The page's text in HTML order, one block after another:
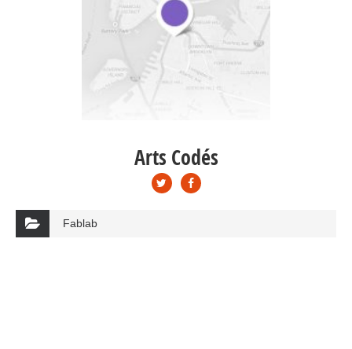
Arts Codés
Fablab